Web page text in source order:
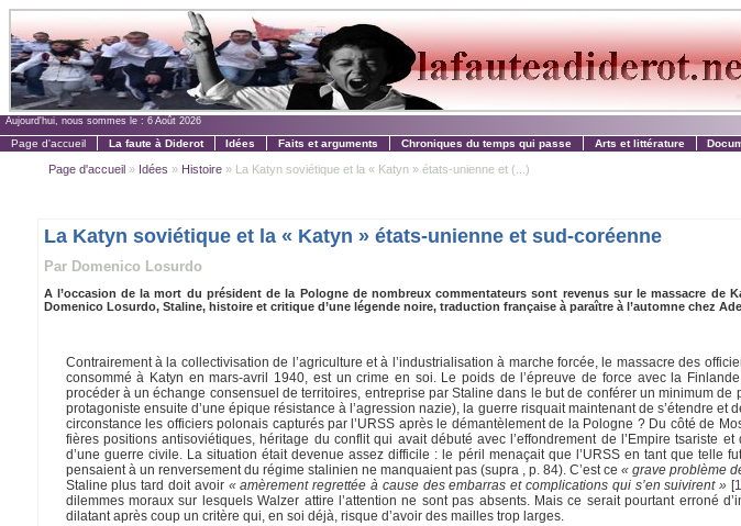
Aujourd'hui, nous sommes le : 6 Août 2026
Page d'accueil La faute à Diderot Idées Faits et arguments Chroniques du temps qui passe Arts et littérature
Page d'accueil» Idées » Histoire» La Katyn soviétique et la « Katyn » états-unienne et (...)
La Katyn soviétique et la « Katyn » états-unienne et sud-coréenne
Par Domenico Losurdo
A l’occasion de la mort du président de la Pologne de nombreux commentateurs sont revenus sur le massacre de
Domenico Losurdo, Staline, histoire et critique d’une légende noire, traduction française à paraître à l’automne chez
Contrairement à la collectivisation de l’agriculture et à l’industrialisation à marche forcée, le massacre des
consommé à Katyn en mars-avril 1940, est un crime en soi. Le poids de l’épreuve de force avec la
procéder à un échange consensuel de territoires, entreprise par Staline dans le but de conférer un minimum
protagoniste ensuite d’une épique résistance à l’agression nazie), la guerre risquait maintenant de s’étendre
circonstance les officiers polonais capturés par l’URSS après le démantèlement de la Pologne ? Du côté de
fières positions antisoviétiques, héritage du conflit qui avait débuté avec l’effondrement de l’Empire tsariste
d’une guerre civile. La situation était devenue assez difficile : le péril menaçait que l’URSS en tant que telle
pensaient à un renversement du régime stalinien ne manquaient pas (supra , p. 84). C’est ce« grave problème
Staline plus tard doit avoir « amèrement regrettée à cause des embarras et complications qui s’en suivirent » [1
dilemmes moraux sur lesquels Walzer attire l’attention ne sont pas absents. Mais ce serait pourtant erroné
dilatant après coup un critère qui, en soi déjà, risque d’avoir des mailles trop larges.